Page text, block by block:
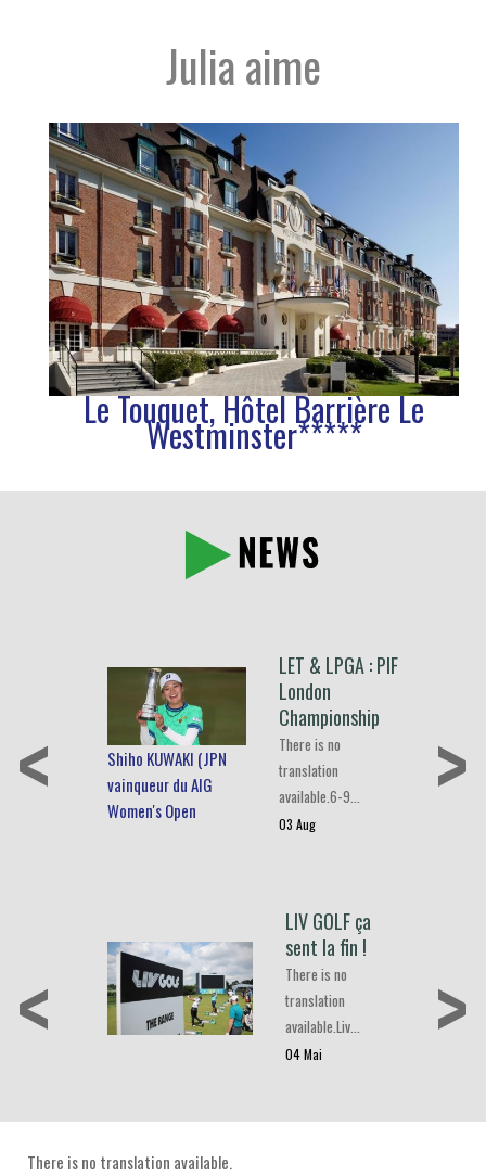
Julia aime
Le Touquet, Hôtel Barrière Le
Westminster*****
<
Shiho KUWAKI (JPN
vainqueur du AIG
Women's Open
LET & LPGA : PIF
London
Championship
There is no
translation
available.6-9…
03 Aug
>
<
LIV GOLF ça
sent la fin !
There is no
translation
available.Liv…
04 Mai >
There is no translation available.